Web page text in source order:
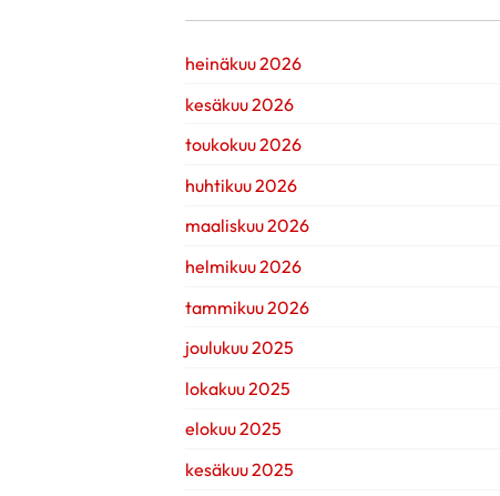
heinäkuu 2026
kesäkuu 2026
toukokuu 2026
huhtikuu 2026
maaliskuu 2026
helmikuu 2026
tammikuu 2026
joulukuu 2025
lokakuu 2025
elokuu 2025
kesäkuu 2025